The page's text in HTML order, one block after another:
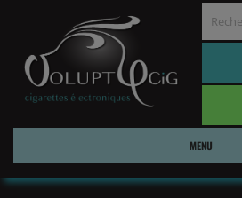
MENU